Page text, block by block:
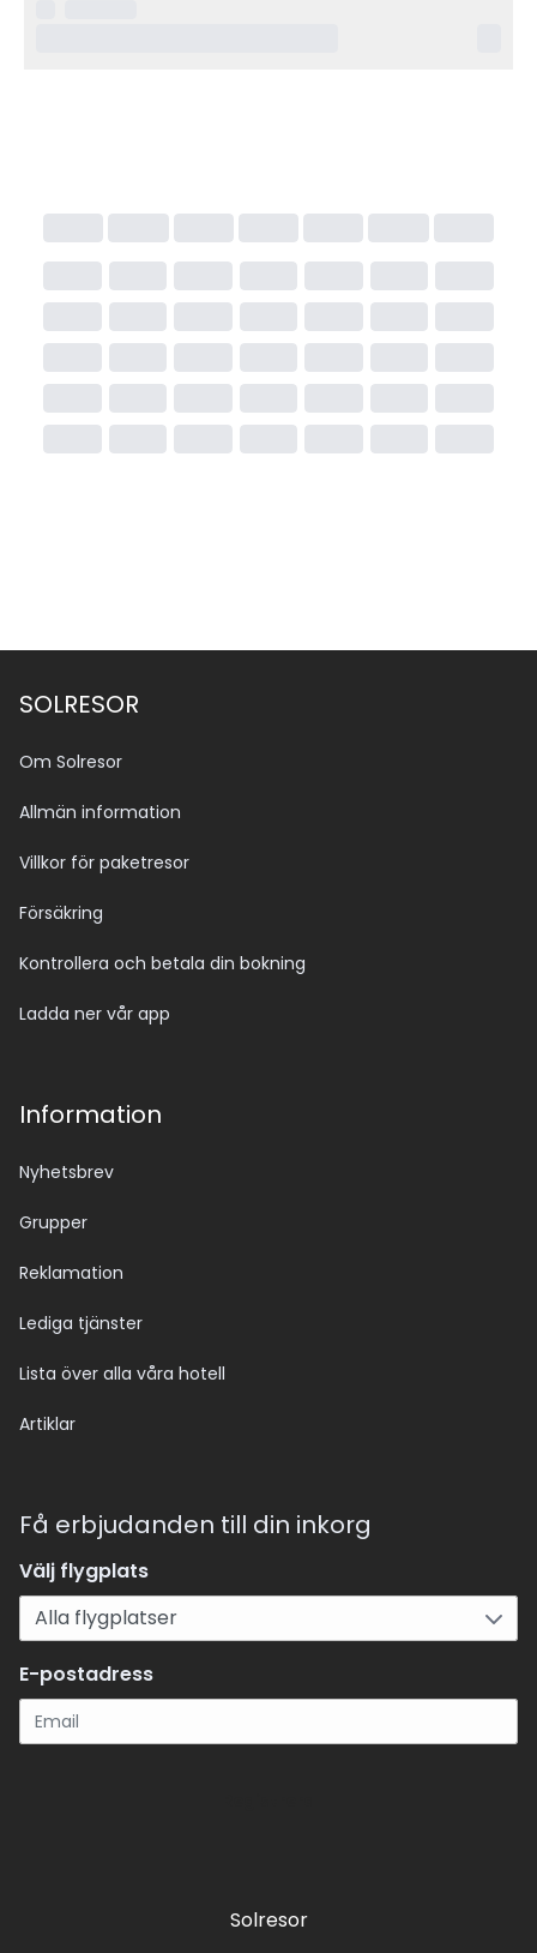
SOLRESOR
Om Solresor
Allmän information
Villkor för paketresor
Försäkring
Kontrollera och betala din bokning
Ladda ner vår app
Information
Nyhetsbrev
Grupper
Reklamation
Lediga tjänster
Lista över alla våra hotell
Artiklar
Få erbjudanden till din inkorg
Välj flygplats
E-postadress
Solresor